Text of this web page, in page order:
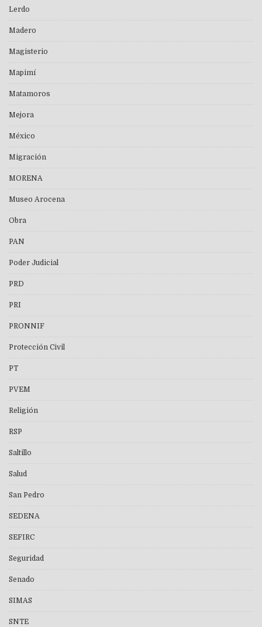
Lerdo
Madero
Magisterio
Mapimí
Matamoros
Mejora
México
Migración
MORENA
Museo Arocena
Obra
PAN
Poder Judicial
PRD
PRI
PRONNIF
Protección Civil
PT
PVEM
Religión
RSP
Saltillo
Salud
San Pedro
SEDENA
SEFIRC
Seguridad
Senado
SIMAS
SNTE